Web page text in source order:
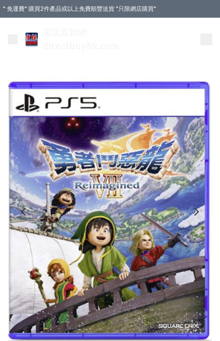
* 免運費* 購買2件產品或以上免費順豐送貨 *只限網店購買*